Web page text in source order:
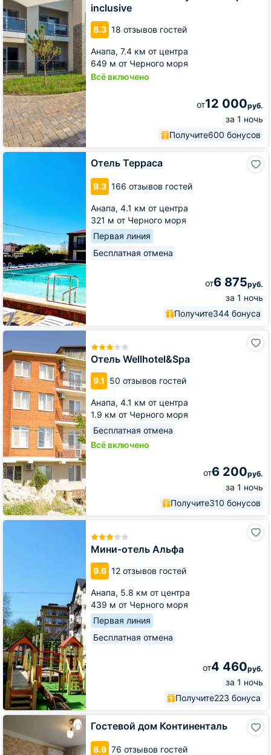
inclusive
8.3 18 отзывов гостей
Анапа, 7.4 км от центра
649 м от Черного моря
Всё включено
от12 000руб.
за 1 ночь
Получите600 бонусов
Resort&Spa
All
inclusive
Отель Терраса
9.3 166 отзывов гостей
Анапа, 4.1 км от центра
321 м от Черного моря
Первая линия
Бесплатная отмена
от6 875руб.
за 1 ночь
Получите344 бонуса
Отель
Отель Wellhotel&Spa
9.1 50 отзывов гостей
Анапа, 4.1 км от центра
1.9 км от Черного моря
Бесплатная отмена
Всё включено
от6 200руб.
за 1 ночь
Получите310 бонусов
Отель
Мини-отель Альфа
9.6 12 отзывов гостей
Анапа, 5.8 км от центра
439 м от Черного моря
Первая линия
Бесплатная отмена
от4 460руб.
за 1 ночь
Получите223 бонуса
Мини-
Гостевой дом Континенталь
8.9 76 отзывов гостей
Гостевой
дом
Континенталь